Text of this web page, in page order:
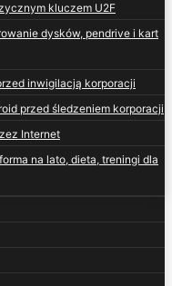
kluczem U2F
dysków, pendrive i kart
inwigilacją korporacji
przed śledzeniem korporacji
Internet
na lato, dieta, treningi dla